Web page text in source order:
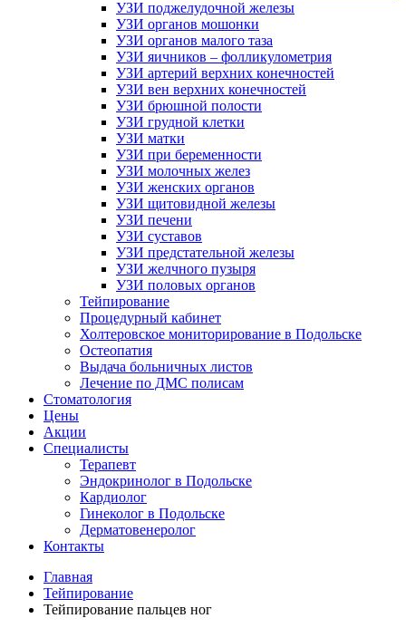
УЗИ поджелудочной железы
УЗИ органов мошонки
УЗИ органов малого таза
УЗИ яичников – фолликулометрия
УЗИ артерий верхних конечностей
УЗИ вен верхних конечностей
УЗИ брюшной полости
УЗИ грудной клетки
УЗИ матки
УЗИ при беременности
УЗИ молочных желез
УЗИ женских органов
УЗИ щитовидной железы
УЗИ печени
УЗИ суставов
УЗИ предстательной железы
УЗИ желчного пузыря
УЗИ половых органов
Тейпирование
Процедурный кабинет
Холтеровское мониторирование в Подольске
Остеопатия
Выдача больничных листов
Лечение по ДМС полисам
Стоматология
Цены
Акции
Специалисты
Терапевт
Эндокринолог в Подольске
Кардиолог
Гинеколог в Подольске
Дерматовенеролог
Контакты
Главная
Тейпирование
Тейпирование пальцев ног